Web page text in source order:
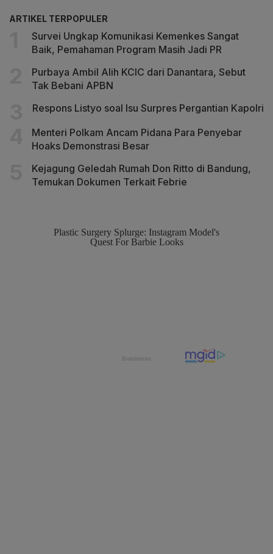
ARTIKEL TERPOPULER
Survei Ungkap Komunikasi Kemenkes Sangat
Baik, Pemahaman Program Masih Jadi PR
Purbaya Ambil Alih KCIC dari Danantara, Sebut
Tak Bebani APBN
Respons Listyo soal Isu Surpres Pergantian Kapolri
Menteri Polkam Ancam Pidana Para Penyebar
Hoaks Demonstrasi Besar
Kejagung Geledah Rumah Don Ritto di Bandung,
Temukan Dokumen Terkait Febrie